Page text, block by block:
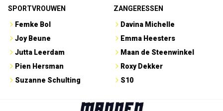
SPORTVROUWEN
Femke Bol
Joy Beune
Jutta Leerdam
Pien Hersman
Suzanne Schulting
ZANGERESSEN
Davina Michelle
Emma Heesters
Maan de Steenwinkel
Roxy Dekker
S10